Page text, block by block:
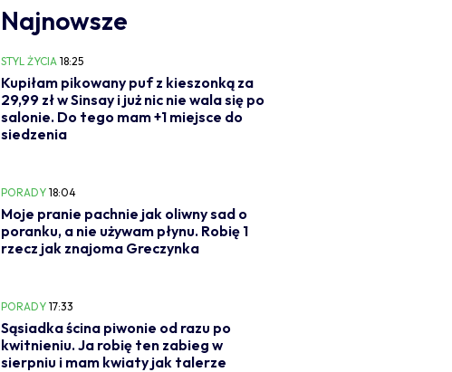
Najnowsze
STYL ŻYCIA 18:25
Kupiłam pikowany puf z kieszonką za
29,99 zł w Sinsay i już nic nie wala się po
salonie. Do tego mam +1 miejsce do
siedzenia
PORADY 18:04
Moje pranie pachnie jak oliwny sad o
poranku, a nie używam płynu. Robię 1
rzecz jak znajoma Greczynka
PORADY 17:33
Sąsiadka ścina piwonie od razu po
kwitnieniu. Ja robię ten zabieg w
sierpniu i mam kwiaty jak talerze